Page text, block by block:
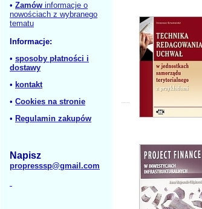
• Zamów informacje o
nowościach z wybranego
tematu
Informacje:
• sposoby płatności i
dostawy
• kontakt
• Cookies na stronie
• Regulamin zakupów
Napisz
propresssp@gmail.com